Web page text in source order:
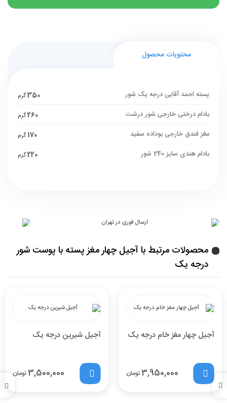
محتویات محصول
پسته احمد آقایی درجه یک شور 350گرم
بادام درختی خارجی شور درشت 260گرم
مغز فندق خارجی بوداده سفید 170 گرم
بادام هندی سایز 240 شور 220گرم
محصولات مرتبط با آجیل چهار مغز پسته با پوست شور
درجه یک
آجیل چهار مغز خام درجه یک
3,950,000تومان
آجیل شیرین درجه یک
3,500,000تومان